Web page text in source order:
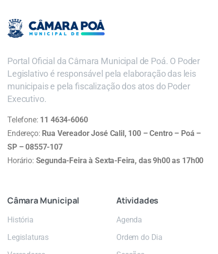
Portal Oficial da Câmara Municipal de Poá. O Poder
Legislativo é responsável pela elaboração das leis
municipais e pela fiscalização dos atos do Poder
Executivo.
Telefone: 11 4634-6060
Endereço: Rua Vereador José Calil, 100 – Centro – Poá –
SP – 08557-107
Horário: Segunda-Feira à Sexta-Feira, das 9h00 as 17h00
Câmara Municipal
História
Legislaturas
Atividades
Agenda
Ordem do Dia